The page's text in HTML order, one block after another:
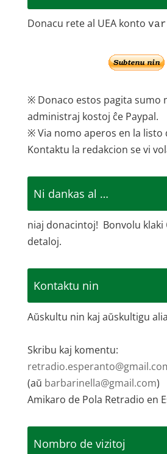
Donacu rete al UEA konto
※ Donaco estos pagita sumo
administraj kostoj ĉe Paypal.
※ Via nomo aperos en la listo
Kontaktu la redakcion se vi
Ni dankas al …
niaj donacintoj! Bonvolu klaki
detaloj.
Kontaktu nin
Aŭskultu nin kaj aŭskultigu
Skribu kaj komentu:
(aŭ barbarinella@gmail.com)
Amikaro de Pola Retradio en
Nombro de vizitoj